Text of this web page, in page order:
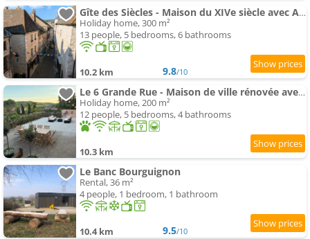
Gîte des Siècles - Maison du XIVe siècle avec Ascenseur et Cinéma
Holiday home, 300 m²
13 people, 5 bedrooms, 6 bathrooms
10.2 km 9.8/10
Le 6 Grande Rue - Maison de ville rénovée avec jardin
Holiday home, 200 m²
12 people, 5 bedrooms, 4 bathrooms
10.3 km
Le Banc Bourguignon
Rental, 36 m²
4 people, 1 bedroom, 1 bathroom
10.4 km 9.5/10